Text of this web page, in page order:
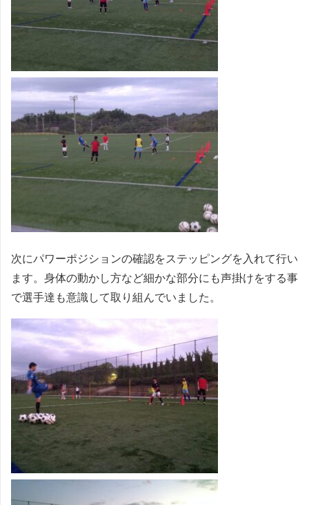
次にパワーポジションの確認をステッピングを入れて行い
ます。身体の動かし方など細かな部分にも声掛けをする事
で選手達も意識して取り組んでいました。